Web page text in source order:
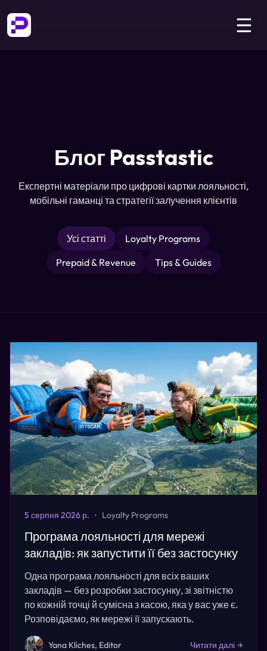
☰
Блог Passtastic
Експертні матеріали про цифрові картки лояльності,
мобільні гаманці та стратегії залучення клієнтів
Усі статті
Loyalty Programs
Prepaid & Revenue
Tips & Guides
5 серпня 2026 р. • Loyalty Programs
Програма лояльності для мережі
закладів: як запустити її без застосунку
Одна програма лояльності для всіх ваших
закладів — без розробки застосунку, зі звітністю
по кожній точці й сумісна з касою, яка у вас уже є.
Розповідаємо, як мережі її запускають.
Yana Kliches, Editor Читати далі →